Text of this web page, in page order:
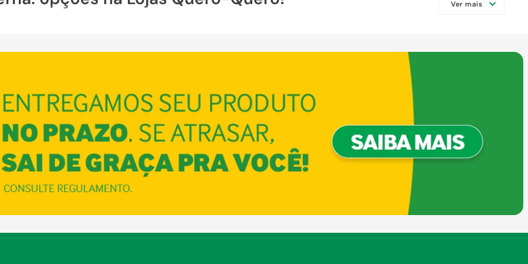
Quero-Quero oferece as opções incríveis no mercado de decks de área interna e externa. Assim, esse
de resistência
durabilidade e custo-benefício. Esses aspectos dessa matéria-prima auxiliam a manter a beleza do
quanto em chão, assim você consegue criar diferentes designs de interiores com as opções
exclusivos!
mini e grandes
eles estão disponíveis em diferentes dimensões, ou seja, você consegue encontrar modelos em tamanhos
Dessa maneira, é possível construir ambientes espaçosos e funcionais.
benefício.
Ver mais